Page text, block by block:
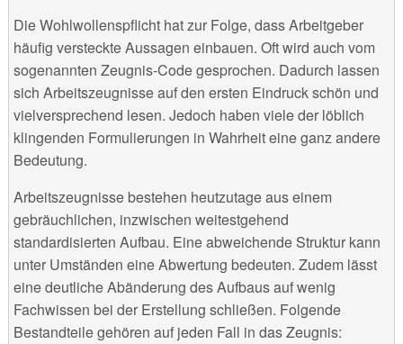
Die Wohlwollenspflicht hat zur Folge, dass Arbeitgeber
häufig versteckte Aussagen einbauen. Oft wird auch vom
sogenannten Zeugnis-Code gesprochen. Dadurch lassen
sich Arbeitszeugnisse auf den ersten Eindruck schön und
vielversprechend lesen. Jedoch haben viele der löblich
klingenden Formulierungen in Wahrheit eine ganz andere
Bedeutung.
Arbeitszeugnisse bestehen heutzutage aus einem
gebräuchlichen, inzwischen weitestgehend
standardisierten Aufbau. Eine abweichende Struktur kann
unter Umständen eine Abwertung bedeuten. Zudem lässt
eine deutliche Abänderung des Aufbaus auf wenig
Fachwissen bei der Erstellung schließen. Folgende
Bestandteile gehören auf jeden Fall in das Zeugnis: